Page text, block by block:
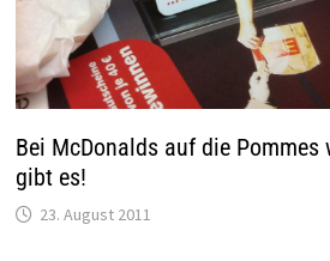
Bei McDonalds auf die
gibt es!
23. August 2011